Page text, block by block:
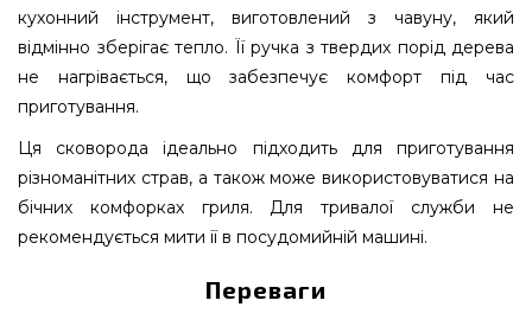
кухонний інструмент, виготовлений з чавуну, який
відмінно зберігає тепло. Її ручка з твердих порід дерева
не нагрівається, що забезпечує комфорт під час
приготування.
Ця сковорода ідеально підходить для приготування
різноманітних страв, а також може використовуватися на
бічних комфорках гриля. Для тривалої служби не
рекомендується мити її в посудомийній машині.
Переваги